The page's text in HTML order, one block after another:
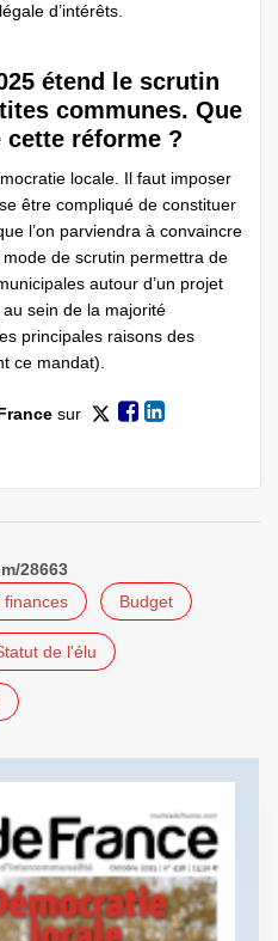
d’intérêts.
étend le scrutin
communes. Que
cette réforme ?
locale. Il faut imposer
être compliqué de constituer
l’on parviendra à convaincre
mode de scrutin permettra de
autour d’un projet
sein de la majorité
principales raisons des
ce mandat).
sur
28663
finances Budget
de l'élu